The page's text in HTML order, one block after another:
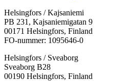
Helsingfors / Kajsaniemi
PB 231, Kajsaniemigatan 9
00171 Helsingfors, Finland
FO-nummer: 1095646-0
Helsingfors / Sveaborg
Sveaborg B28
00190 Helsingfors, Finland